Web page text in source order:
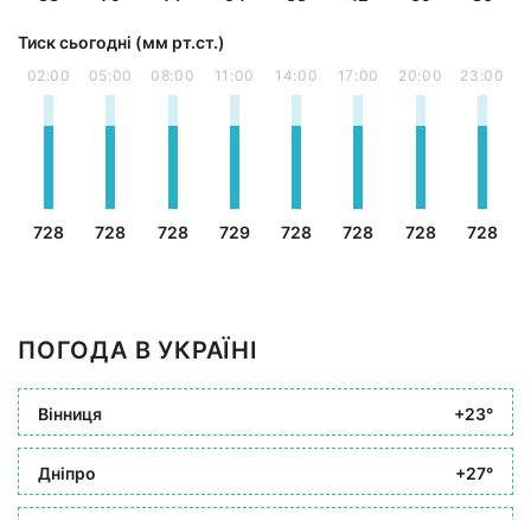
Тиск сьогодні (мм рт.ст.)
02:00
728
05:00
728
08:00
728
11:00
729
14:00
728
17:00
728
20:00
728
23:00
728
ПОГОДА В УКРАЇНІ
Вінниця +23°
Дніпро +27°